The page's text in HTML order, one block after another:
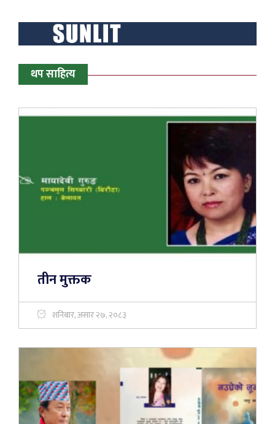
थप साहित्य
तीन मुक्तक
शनिबार, असार २७, २०८३